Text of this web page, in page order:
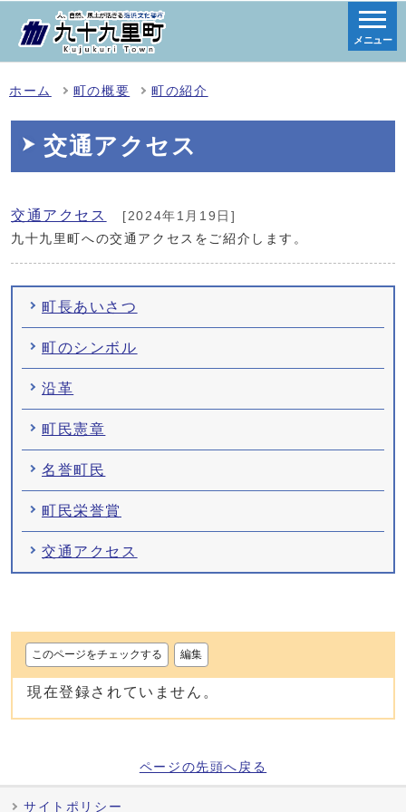
メニュー
ホーム 町の概要 町の紹介
交通アクセス
交通アクセス
[2024年1月19日]
九十九里町への交通アクセスをご紹介します。
町長あいさつ
町のシンボル
沿革
町民憲章
名誉町民
町民栄誉賞
交通アクセス
このページをチェックする 編集
現在登録されていません。
ページの先頭へ戻る
サイトポリシー